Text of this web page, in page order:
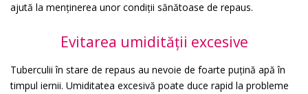
ajută la menținerea unor condiții sănătoase de repaus.
Evitarea umidității excesive
Tuberculii în stare de repaus au nevoie de foarte puțină apă în
timpul iernii. Umiditatea excesivă poate duce rapid la probleme